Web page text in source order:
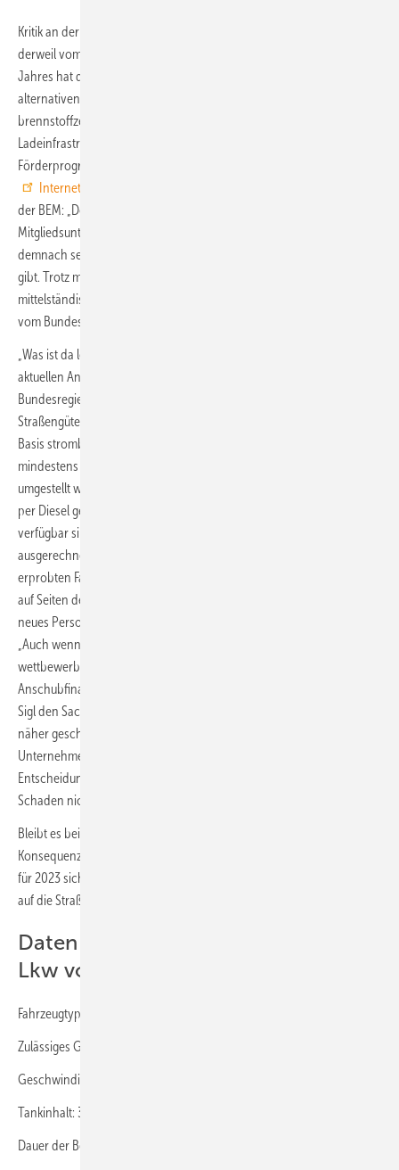
Kritik an der Verkehrswendepolitik der neuen Bundesregierung kommt
derweil vom Bundesverband E-Mobilität (BEM). Anfang August letzten
Jahres hat die EU die neue Förderrichtlinie für Nutzfahrzeuge mit
alternativen Antrieben genehmigt. Seitdem steht für batterie-,
brennstoffzellen- und hybridelektrische Fahrzeuge, Tank- und
Ladeinfrastruktur sowie Machbarkeitsstudien ein „attraktives
Förderprogramm“ bereit – so steht es jedenfalls auf der
Internetseite
der BEM: „Doch bei den Unternehmen kommt nichts an.“
Mitgliedsunternehmen im Bundesverband E-Mobilität beklagen
demnach seit Wochen, dass es keine Informationen zum Förderstatus
gibt. Trotz mehrfacher Nachfrage warten die Firmen, darunter
mittelständische Fahrzeughersteller und Spediteure, auf grünes Licht
vom Bundesamt für Güterverkehr (BAG).
„Was ist da los?“, fragt deshalb BEM-Präsident Kurt Sigl in einer
aktuellen Anfrage an den Bundesverkehrsminister Volker Wissing. Die
Bundesregierung hat sich zum Ziel gesetzt, im schweren
Straßengüterverkehr ein Drittel der Fahrleistung elektrisch oder auf
Basis strombasierter Kraftstoffe zu erbringen. Bis 2030 müssen dafür
mindestens 275.000 schwere Nutzfahrzeuge auf CO2-freien Antrieb
umgestellt werden. Dieser Verkehr, der bislang nahezu ausschließlich
per Diesel gefahren wird, benötigt alle Akteure, die am Markt
verfügbar sind. „Warum blockiert Ihre Unterbehörde, das BAG,
ausgerechnet die Pionier-Unternehmen, die mit den bereits
erprobten Fahrzeugen in die Produktion wollen?“ Das Unverständnis
auf Seiten der Wirtschaftsakteure ist groß. Seit Monaten haben Firmen
neues Personal eingestellt und vorausschauend Material geordert.
„Auch wenn die neuen eFahrzeuge zum Diesel-Lkw äußerst
wettbewerbsfähig sind, braucht es das Fördergeld als
Anschubfinanzierung für Produktlinien mit größerer Stückzahl“, erklärt
Sigl den Sachverhalt, der im neue „Vision Mobility“-Fachmagazin
näher geschildert wird. „Seit September warten manche
Unternehmen nun bereits auf die Förderzusage und stehen vor der
Entscheidung, Kurzarbeit anmelden zu müssen. Auch ist betrieblicher
Schaden nicht mehr auszuschließen.“
Bleibt es bei der Unklarheit, hat der Vorgang noch weitere
Konsequenzen: Schon heute müssen die Spediteure ihre Kapazitäten
für 2023 sichern. Bekommen die Hersteller ihre elektrischen Lkw nicht
auf die Straße, müssen die Kunden aktiv in Diesel investieren. (nw)
Daten und Fakten zum Wasserstoff-
Lkw von Gebrüder Weiss
Fahrzeugtyp: Hyundai Xcient Fuel Cell
Zulässiges Gesamtgewicht: 36 Tonnen Maximale
Geschwindigkeit: 85 Kilometer pro Stunde
Tankinhalt: 32 Kilogramm Wasserstoff
Dauer der Betankung: 12 Minuten